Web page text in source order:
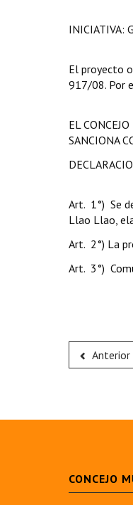
INICIATIVA:
El proyecto
917/08. Por
EL
SANCIONA
Art. 1°) Se
Llao Llao,
Art. 2°) La
Art. 3°)
Anterior
CONCEJO